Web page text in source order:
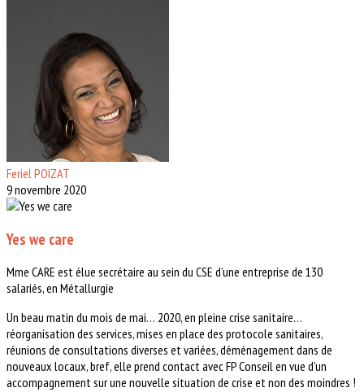
Feriel POIZAT
9 novembre 2020
Yes we care
Mme CARE est élue secrétaire au sein du CSE d’une entreprise de 130
salariés, en Métallurgie
Un beau matin du mois de mai… 2020, en pleine crise sanitaire…
réorganisation des services, mises en place des protocole sanitaires,
réunions de consultations diverses et variées, déménagement dans de
nouveaux locaux, bref, elle prend contact avec FP Conseil en vue d’un
accompagnement sur une nouvelle situation de crise et non des moindres !